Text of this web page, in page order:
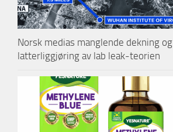
Norsk medias manglende dekning og
latterliggjøring av lab leak-teorien